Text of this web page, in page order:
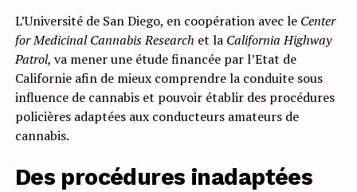
L’Université de San Diego, en coopération avec le Center
for Medicinal Cannabis Research et la California Highway
Patrol, va mener une étude financée par l’Etat de
Californie afin de mieux comprendre la conduite sous
influence de cannabis et pouvoir établir des procédures
policières adaptées aux conducteurs amateurs de
cannabis.
Des procédures inadaptées